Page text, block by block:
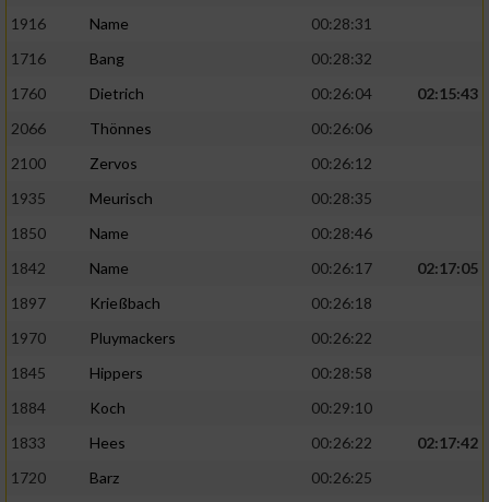
1916
Name
00:28:31
1716
Bang
00:28:32
1760
Dietrich 00:26:04
02:15:43
2066
Thönnes
00:26:06
2100
Zervos
00:26:12
1935
Meurisch
00:28:35
1850
Name
00:28:46
1842
Name 00:26:17
02:17:05
1897
Krießbach
00:26:18
1970
Pluymackers
00:26:22
1845
Hippers
00:28:58
1884
Koch
00:29:10
1833
Hees 00:26:22
02:17:42
1720
Barz
00:26:25